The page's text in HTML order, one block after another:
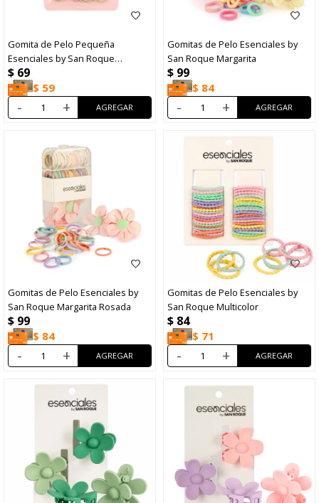
Gomita de Pelo Pequeña
Esenciales by San Roque
Multicolor
$ 69
$ 59
- +
Gomitas de Pelo Esenciales by
San Roque Margarita
$ 99
$ 84
- +
Gomitas de Pelo Esenciales by
San Roque Margarita Rosada
$ 99
$ 84
- +
Gomitas de Pelo Esenciales by
San Roque Multicolor
$ 84
$ 71
- +